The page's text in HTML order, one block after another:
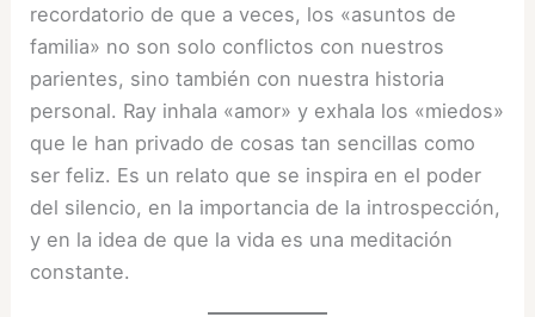
recordatorio de que a veces, los «asuntos de
familia» no son solo conflictos con nuestros
parientes, sino también con nuestra historia
personal. Ray inhala «amor» y exhala los «miedos»
que le han privado de cosas tan sencillas como
ser feliz. Es un relato que se inspira en el poder
del silencio, en la importancia de la introspección,
y en la idea de que la vida es una meditación
constante.